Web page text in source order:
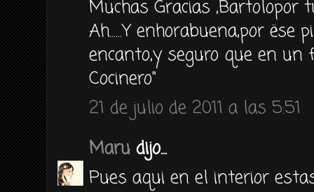
Muchas Gracias ,Bartolopor
Ah......Y enhorabuena,por ëse
encanto,y seguro que en un
Cocinero"
21 de julio de 2011 a las 5:51
Maru dijo...
Pues aqui en el interior